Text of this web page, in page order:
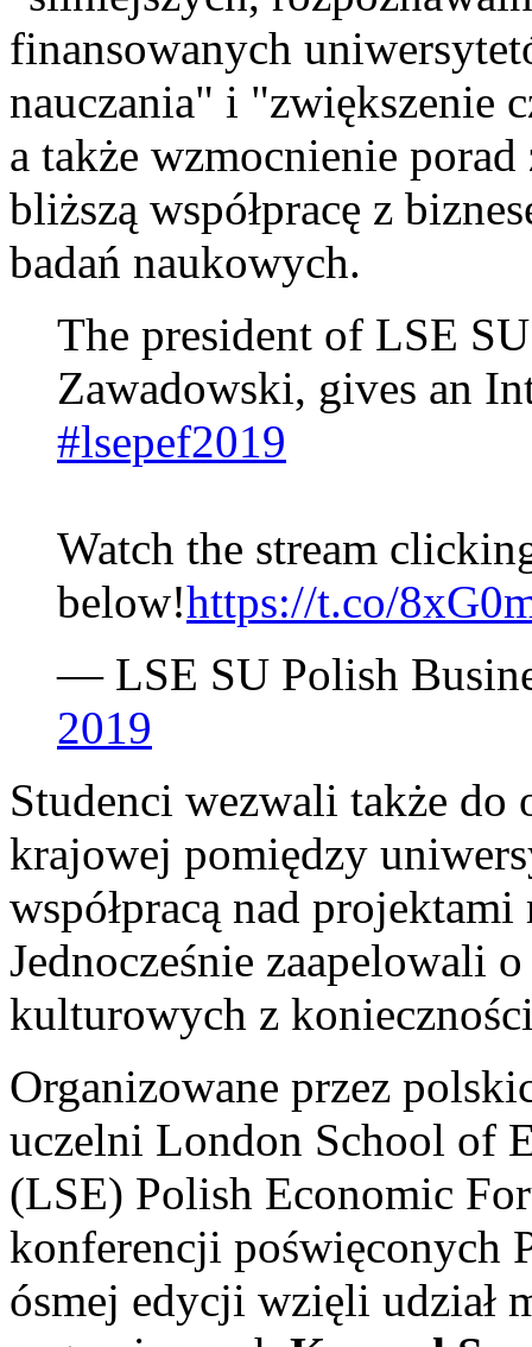
finansowanych
nauczania" i "zwiększenie
a także wzmocnienie
bliższą współpracę z
badań naukowych.
The president of LSE
Zawadowski, gives an
#lsepef2019
Watch the stream
below!https://t.co/
— LSE SU Polish
2019
Studenci wezwali także
krajowej pomiędzy
współpracą nad
Jednocześnie zaapelowali
kulturowych z
Organizowane przez
uczelni London School of
(LSE) Polish Economic
konferencji poświęconych
ósmej edycji wzięli udział